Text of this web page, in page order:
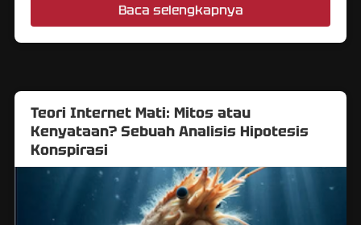
Baca selengkapnya
Teori Internet Mati: Mitos atau
Kenyataan? Sebuah Analisis Hipotesis
Konspirasi